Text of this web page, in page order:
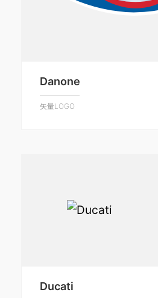
Danone
矢量LOGO
Ducati